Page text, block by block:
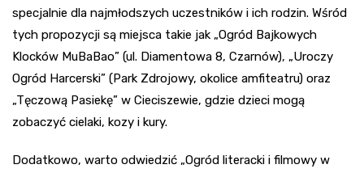
specjalnie dla najmłodszych uczestników i ich rodzin. Wśród
tych propozycji są miejsca takie jak „Ogród Bajkowych
Klocków MuBaBao” (ul. Diamentowa 8, Czarnów), „Uroczy
Ogród Harcerski” (Park Zdrojowy, okolice amfiteatru) oraz
„Tęczową Pasiekę” w Cieciszewie, gdzie dzieci mogą
zobaczyć cielaki, kozy i kury.
Dodatkowo, warto odwiedzić „Ogród literacki i filmowy w